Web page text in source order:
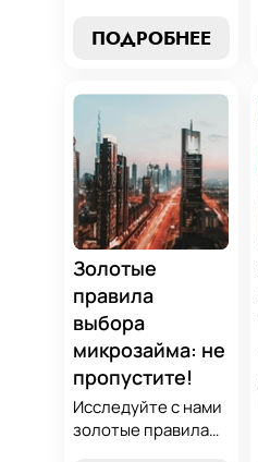
превращать
обязательства по
золотые
возможности.
Погрузитесь в мир
умного управления
долгами с нашим
практическим
руководством.
ПОДРОБНЕЕ
Золотые
правила
выбора
микрозайма: не
пропустите!
Исследуйте с нами
золотые правила